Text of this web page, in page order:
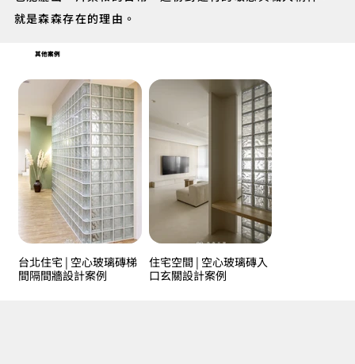
就是森森存在的理由。
其他案例
台北住宅 | 空心玻璃磚梯
間隔間牆設計案例
住宅空間 | 空心玻璃磚入
口玄關設計案例